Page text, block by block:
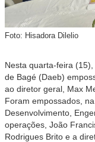
Foto: Hisadora Dilelio
Nesta quarta-feira
de Bagé (Daeb)
ao diretor geral, Max
Foram empossados,
Desenvolvimento,
operações, João
Rodrigues Brito e a